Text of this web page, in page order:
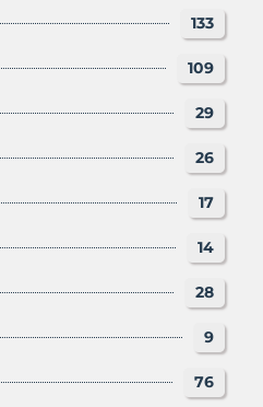
133
109
29
26
17
14
28
9
76